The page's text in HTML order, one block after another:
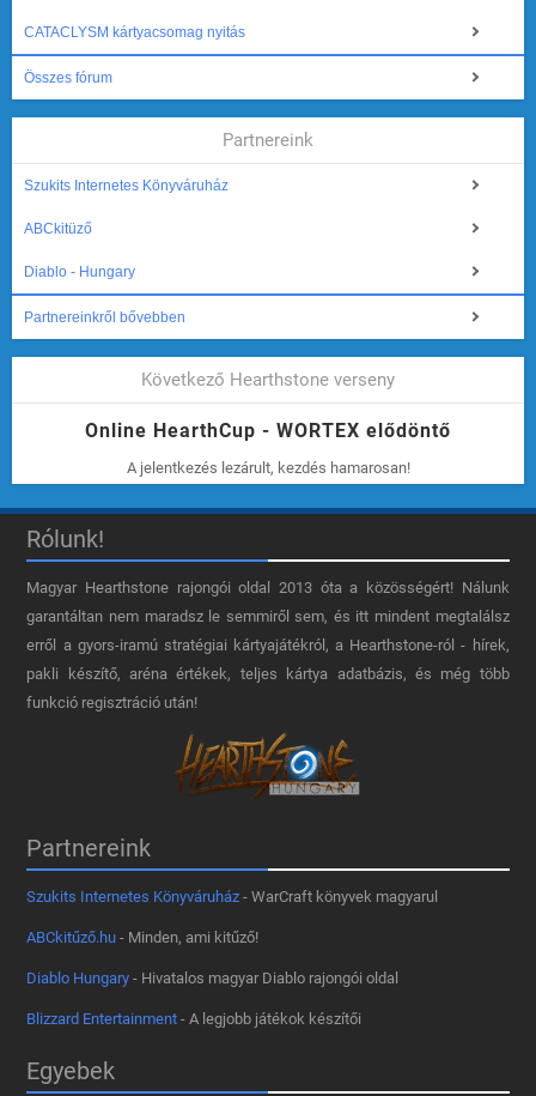
CATACLYSM kártyacsomag nyitás
Összes fórum
Partnereink
Szukits Internetes Könyváruház
ABCkitüző
Diablo - Hungary
Partnereinkről bővebben
Következő Hearthstone verseny
Online HearthCup - WORTEX elődöntő
A jelentkezés lezárult, kezdés hamarosan!
Rólunk!
Magyar Hearthstone​ rajongói oldal 2013 óta a közösségért! Nálunk
garantáltan nem maradsz le semmiről sem, és itt mindent megtalálsz
erről a gyors-iramú stratégiai kártyajátékról, a Hearthstone-ról - hírek,
pakli készítő, aréna értékek, teljes kártya adatbázis, és még több
funkció regisztráció után!
Partnereink
Szukits Internetes Könyváruház - WarCraft könyvek magyarul
ABCkitűző.hu - Minden, ami kitűző!
Diablo Hungary - Hivatalos magyar Diablo rajongói oldal
Blizzard Entertainment - A legjobb játékok készítői
Egyebek